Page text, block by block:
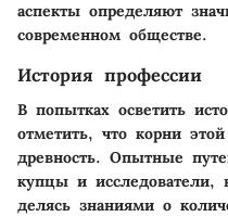
аспекты определяют
современном обществе.
История профессии
В попытках осветить
отметить, что корни
древность. Опытные
купцы и исследователи,
делясь знаниями о